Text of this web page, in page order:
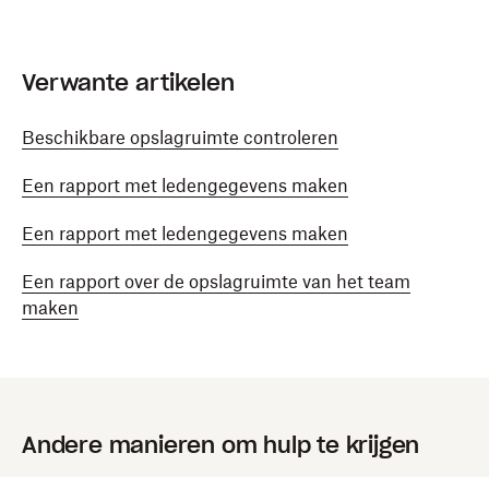
Verwante artikelen
Beschikbare opslagruimte controleren
Een rapport met ledengegevens maken
Een rapport met ledengegevens maken
Een rapport over de opslagruimte van het team
maken
Andere manieren om hulp te krijgen